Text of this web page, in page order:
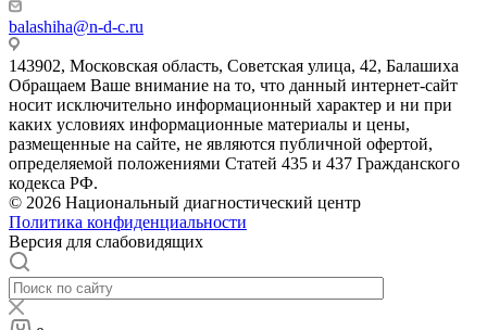
balashiha@n-d-c.ru
143902, Московская область, Советская улица, 42, Балашиха
Обращаем Ваше внимание на то, что данный интернет-сайт
носит исключительно информационный характер и ни при
каких условиях информационные материалы и цены,
размещенные на сайте, не являются публичной офертой,
определяемой положениями Статей 435 и 437 Гражданского
кодекса РФ.
© 2026 Национальный диагностический центр
Политика конфиденциальности
Версия для слабовидящих